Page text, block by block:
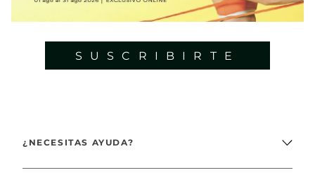
SUSCRIBIRTE
¿NECESITAS AYUDA?